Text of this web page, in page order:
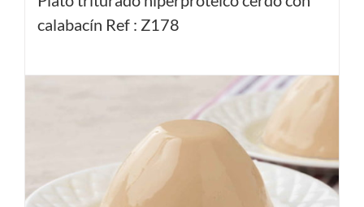
calabacín Ref : Z178